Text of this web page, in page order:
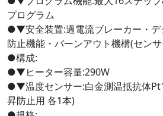
プログラム
●▼安全装置:過電流ブレーカー・デ
防止機能・バーンアウト機構(セン
●構成:
●▼ヒーター容量:290W
●▼温度センサー:白金測温抵抗体
昇防止用 各1本)